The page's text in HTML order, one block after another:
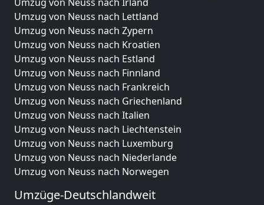
Umzug von Neuss nach Lettland
Umzug von Neuss nach Zypern
Umzug von Neuss nach Kroatien
Umzug von Neuss nach Estland
Umzug von Neuss nach Finnland
Umzug von Neuss nach Frankreich
Umzug von Neuss nach Griechenland
Umzug von Neuss nach Italien
Umzug von Neuss nach Liechtenstein
Umzug von Neuss nach Luxemburg
Umzug von Neuss nach Niederlande
Umzug von Neuss nach Norwegen
Umzüge-Deutschlandweit